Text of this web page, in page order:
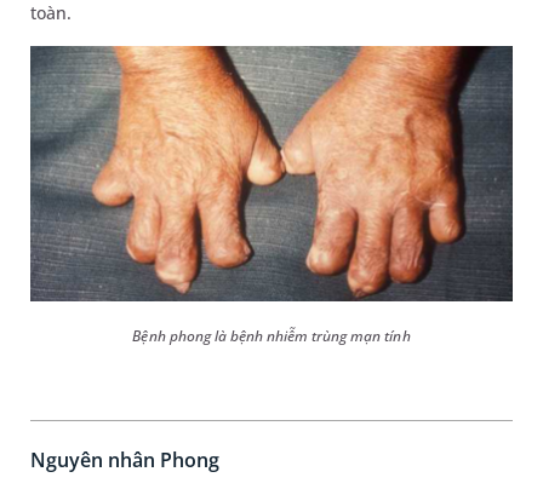
toàn.
Bệnh phong là bệnh nhiễm trùng mạn tính
Nguyên nhân Phong